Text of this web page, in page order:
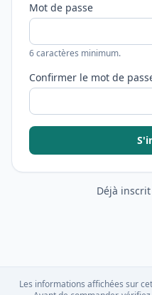
Mot de passe
6 caractères minimum.
Confirmer le mot de
Déjà inscrit
Les informations affichées sur